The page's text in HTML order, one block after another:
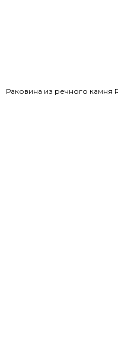
Раковина из речного камня